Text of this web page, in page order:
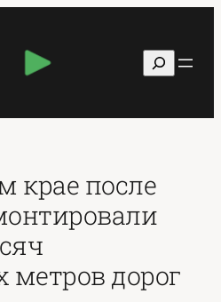
Поиск
крае после
метров дорог